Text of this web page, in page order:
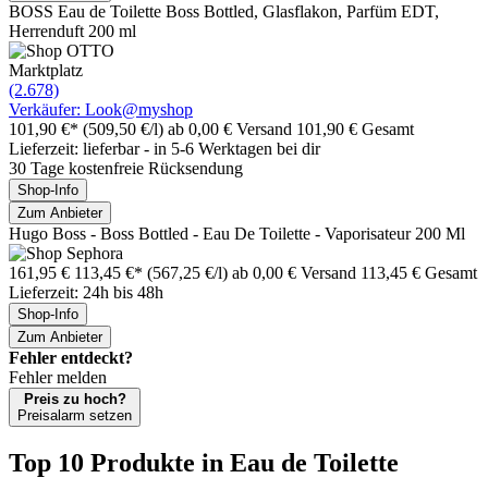
BOSS Eau de Toilette Boss Bottled, Glasflakon, Parfüm EDT,
Herrenduft 200 ml
Marktplatz
(2.678)
Verkäufer: Look@myshop
101,90 €* (509,50 €/l) ab 0,00 € Versand 101,90 € Gesamt
Lieferzeit: lieferbar - in 5-6 Werktagen bei dir
30 Tage kostenfreie Rücksendung
Shop-Info
Zum Anbieter
Hugo Boss - Boss Bottled - Eau De Toilette - Vaporisateur 200 Ml
161,95 € 113,45 €* (567,25 €/l) ab 0,00 € Versand 113,45 € Gesamt
Lieferzeit: 24h bis 48h
Shop-Info
Zum Anbieter
Fehler entdeckt?
Fehler melden
Preis zu hoch?
Preisalarm setzen
Top 10 Produkte in Eau de Toilette